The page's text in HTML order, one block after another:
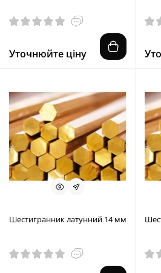
Уточнюйте ціну
Шестигранник латунний 14 мм